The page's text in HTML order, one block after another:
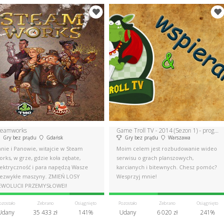
Gry bez prądu Gdańsk
i Panowie, witajcie w Steam
w grze, gdzie koła zębate,
i para napędzą Wasze
maszyny. ZMIEŃ LOSY
PRZEMYSŁOWEJ!
Zebrano
35 433 zł
Osiągnięto
141%
Game Troll TV - 2014 (Sezon 1) - program o planszowkach
Gry bez prądu Warszawa
Moim celem jest rozbudowanie wideo
serwisu o grach planszowych,
karcianych i bitewnych. Chesz pomóc?
Wesprzyj mnie!
Pozostało
Udany
Zebrano
6 020 zł
Osiągnięto
241%